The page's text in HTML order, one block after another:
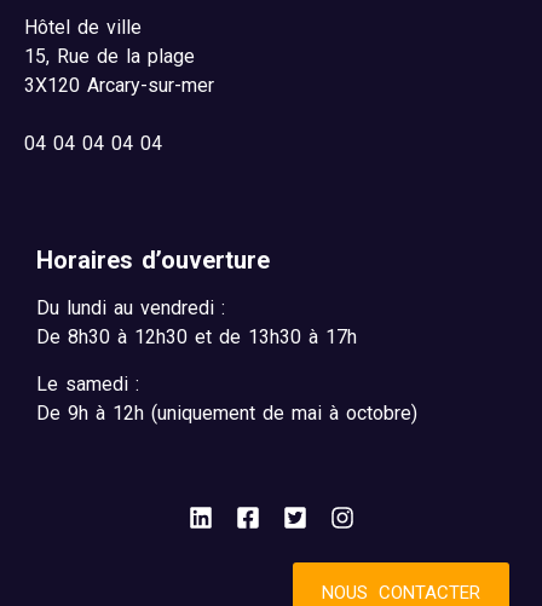
Hôtel de ville
15, Rue de la plage
3X120 Arcary-sur-mer
04 04 04 04 04
Horaires d’ouverture
Du lundi au vendredi :
De 8h30 à 12h30 et de 13h30 à 17h
Le samedi :
De 9h à 12h (uniquement de mai à octobre)
NOUS CONTACTER